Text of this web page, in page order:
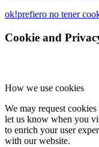
ok!prefiero no tener
Cookie and
How we use cookies
We may request
let us know when you
to enrich your user
with our website.